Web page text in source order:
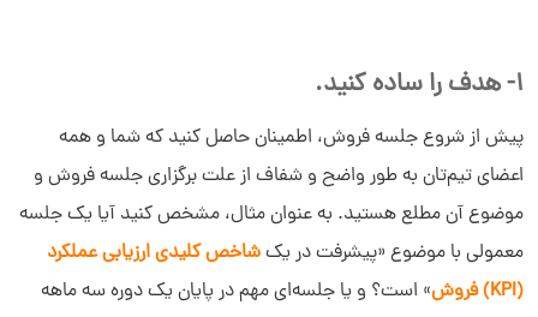
1- هدف را ساده کنید.
پیش از شروع جلسه فروش، اطمینان حاصل کنید که شما و همه
اعضای تیم‌تان به طور واضح و شفاف از علت برگزاری جلسه فروش و
موضوع آن مطلع هستید. به عنوان مثال، مشخص کنید آیا یک جلسه
معمولی با موضوع «پیشرفت در یکشاخص کلیدی ارزیابی عملکرد
(KPI) فروش
» است؟ و یا جلسه‌ای مهم در پایان یک دوره سه ماهه